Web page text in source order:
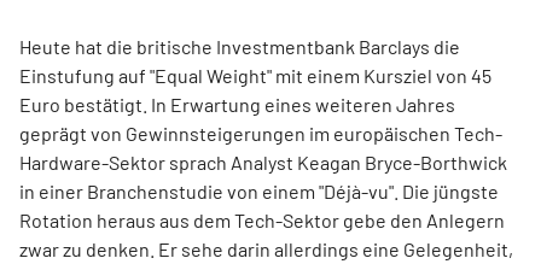
Heute hat die britische Investmentbank Barclays die
Einstufung auf "Equal Weight" mit einem Kursziel von 45
Euro bestätigt. In Erwartung eines weiteren Jahres
geprägt von Gewinnsteigerungen im europäischen Tech-
Hardware-Sektor sprach Analyst Keagan Bryce-Borthwick
in einer Branchenstudie von einem "Déjà-vu". Die jüngste
Rotation heraus aus dem Tech-Sektor gebe den Anlegern
zwar zu denken. Er sehe darin allerdings eine Gelegenheit,